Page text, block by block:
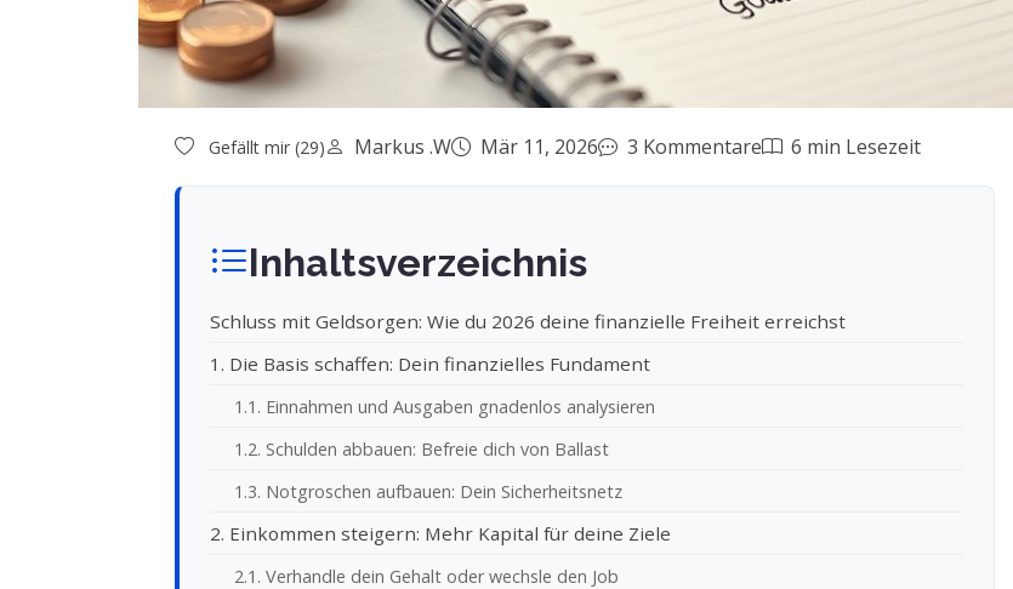
Gefällt mir (29) Markus .W Mär 11, 2026 3 Kommentare 6 min Lesezeit
Inhaltsverzeichnis
Schluss mit Geldsorgen: Wie du 2026 deine finanzielle Freiheit erreichst
1. Die Basis schaffen: Dein finanzielles Fundament
1.1. Einnahmen und Ausgaben gnadenlos analysieren
1.2. Schulden abbauen: Befreie dich von Ballast
1.3. Notgroschen aufbauen: Dein Sicherheitsnetz
2. Einkommen steigern: Mehr Kapital für deine Ziele
2.1. Verhandle dein Gehalt oder wechsle den Job